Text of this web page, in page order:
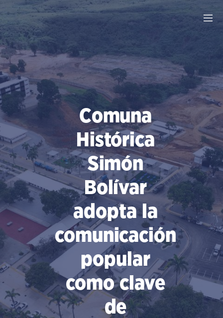
Saltar
al
contenido
Comuna
Histórica
Simón
Bolívar
adopta la
comunicación
popular
como clave
de